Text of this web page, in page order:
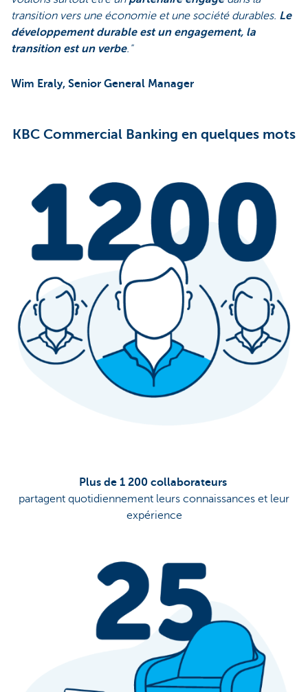
transition vers une économie et une société durables. Le
développement durable est un engagement, la
transition est un verbe."
Wim Eraly, Senior General Manager
KBC Commercial Banking en quelques mots
Plus de 1 200 collaborateurs
partagent quotidiennement leurs connaissances et leur
expérience